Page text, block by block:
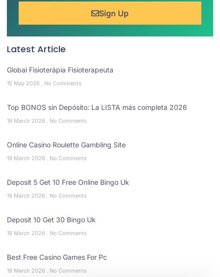
Sign Up
Latest Article
Global Fisioteràpia Fisioterapeuta
15 May 2026 No Comments
Top BONOS sin Depósito: La LISTA más completa 2026
19 March 2026 No Comments
Online Casino Roulette Gambling Site
19 March 2026 No Comments
Deposit 5 Get 10 Free Online Bingo Uk
19 March 2026 No Comments
Deposit 10 Get 30 Bingo Uk
19 March 2026 No Comments
Best Free Casino Games For Pc
19 March 2026 No Comments